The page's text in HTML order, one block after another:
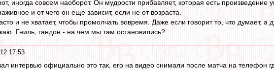
иногда совсем наоборот. Он мудрости прибавляет, которая есть произведение
и от чего он еще зависит, если не от возраста.
и не хватает, чтобы промолчать вовремя. Даже если говорит то, что думает, а
Гниль, гандон - на чем мы там остановились?
17:53
интервью официально это так, его на видео снимали после матча на телефон